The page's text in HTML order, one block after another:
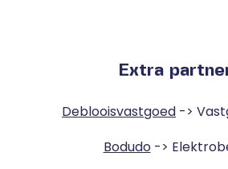
Extra
Deblooisvastgoed ->
Bodudo->